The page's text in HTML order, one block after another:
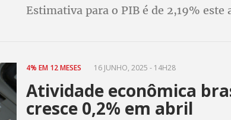
Estimativa para o PIB é de 2,19% este
4% EM 12 MESES 16 JUNHO, 2025 - 14H28
Atividade econômica
cresce 0,2% em abril